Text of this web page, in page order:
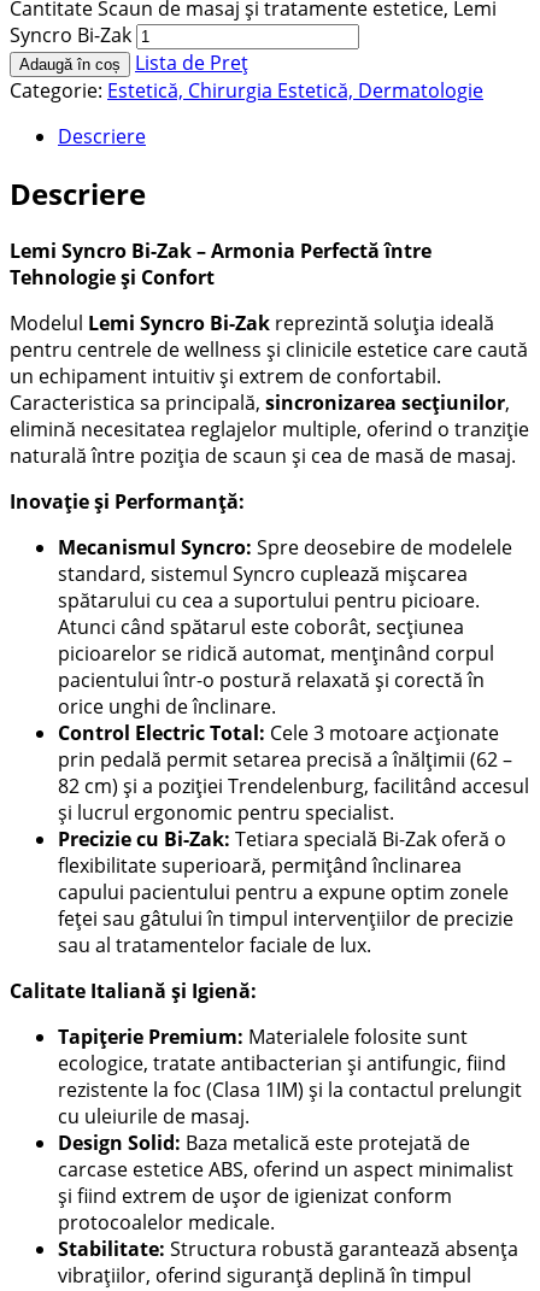
Cantitate Scaun de masaj și tratamente estetice, Lemi
Syncro Bi-Zak
Adaugă în coș
Lista de Preț
Categorie: Estetică, Chirurgia Estetică, Dermatologie
Descriere
Descriere
Lemi Syncro Bi-Zak – Armonia Perfectă între
Tehnologie și Confort
Modelul Lemi Syncro Bi-Zak reprezintă soluția ideală
pentru centrele de wellness și clinicile estetice care caută
un echipament intuitiv și extrem de confortabil.
Caracteristica sa principală, sincronizarea secțiunilor,
elimină necesitatea reglajelor multiple, oferind o tranziție
naturală între poziția de scaun și cea de masă de masaj.
Inovație și Performanță:
Mecanismul Syncro: Spre deosebire de modelele
standard, sistemul Syncro cuplează mișcarea
spătarului cu cea a suportului pentru picioare.
Atunci când spătarul este coborât, secțiunea
picioarelor se ridică automat, menținând corpul
pacientului într-o postură relaxată și corectă în
orice unghi de înclinare.
Control Electric Total: Cele 3 motoare acționate
prin pedală permit setarea precisă a înălțimii (62 –
82 cm) și a poziției Trendelenburg, facilitând accesul
și lucrul ergonomic pentru specialist.
Precizie cu Bi-Zak: Tetiara specială Bi-Zak oferă o
flexibilitate superioară, permițând înclinarea
capului pacientului pentru a expune optim zonele
feței sau gâtului în timpul intervențiilor de precizie
sau al tratamentelor faciale de lux.
Calitate Italiană și Igienă:
Tapițerie Premium: Materialele folosite sunt
ecologice, tratate antibacterian și antifungic, fiind
rezistente la foc (Clasa 1IM) și la contactul prelungit
cu uleiurile de masaj.
Design Solid: Baza metalică este protejată de
carcase estetice ABS, oferind un aspect minimalist
și fiind extrem de ușor de igienizat conform
protocoalelor medicale.
Stabilitate: Structura robustă garantează absența
vibrațiilor, oferind siguranță deplină în timpul